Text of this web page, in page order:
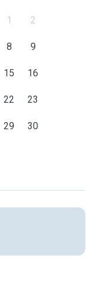
1 2
8 9
15 16
22 23
29 30